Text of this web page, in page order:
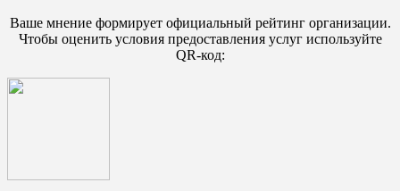
Ваше мнение формирует официальный рейтинг организации.
Чтобы оценить условия предоставления услуг используйте
QR-код: